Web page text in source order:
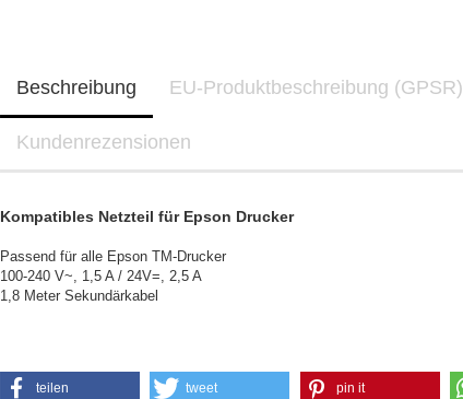
Beschreibung EU-Produktbeschreibung (GPSR)
Kundenrezensionen
Kompatibles Netzteil für Epson Drucker
Passend für alle Epson TM-Drucker
100-240 V~, 1,5 A / 24V=, 2,5 A
1,8 Meter Sekundärkabel
teilen tweet pin it